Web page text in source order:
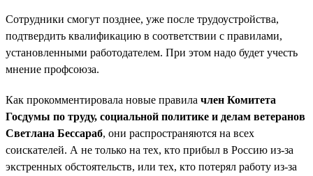
Сотрудники смогут позднее, уже после трудоустройства,
подтвердить квалификацию в соответствии с правилами,
установленными работодателем. При этом надо будет учесть
мнение профсоюза.
Как прокомментировала новые правила член Комитета
Госдумы по труду, социальной политике и делам ветеранов
Светлана Бессараб, они распространяются на всех
соискателей. А не только на тех, кто прибыл в Россию из-за
экстренных обстоятельств, или тех, кто потерял работу из-за